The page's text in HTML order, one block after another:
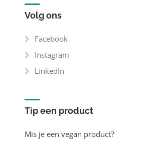
Volg ons
Facebook
Instagram
LinkedIn
Tip een product
Mis je een vegan product?